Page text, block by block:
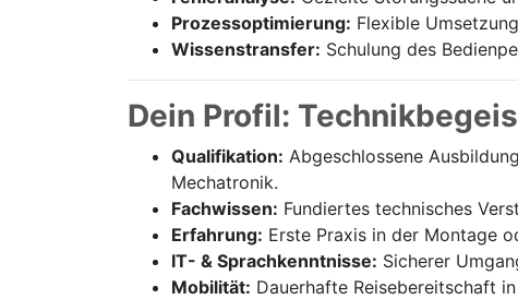
Prozessoptimierung: Flexible
Wissenstransfer: Schulung des
Dein Profil:
Qualifikation: Abgeschlossene
Mechatronik.
Fachwissen: Fundiertes technisches
Erfahrung: Erste Praxis in der Montage
IT- & Sprachkenntnisse: Sicherer
Mobilität: Dauerhafte Reisebereitschaft